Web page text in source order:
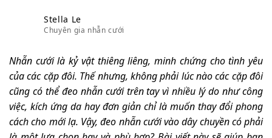
Stella Le
Chuyên gia nhẫn cưới
Nhẫn cưới là kỷ vật thiêng liêng, minh chứng cho tình yêu
của các cặp đôi. Thế nhưng, không phải lúc nào các cặp đôi
cũng có thể đeo nhẫn cưới trên tay vì nhiều lý do như công
việc, kích ứng da hay đơn giản chỉ là muốn thay đổi phong
cách cho mới lạ. Vậy, đeo nhẫn cưới vào dây chuyền có phải